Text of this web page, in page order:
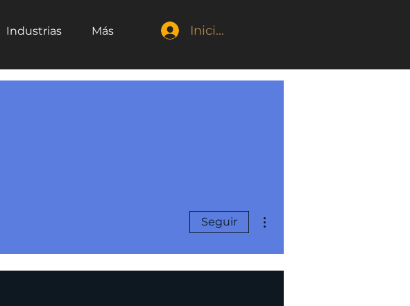
Industrias Más Iniciar sesión
Seguir